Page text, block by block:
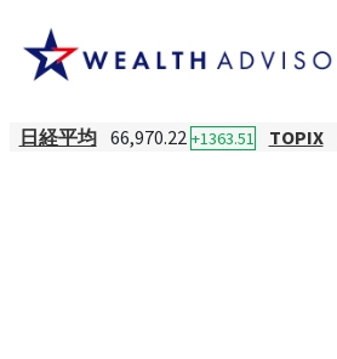
日経平均 66,970.22 +1363.51 TOPIX